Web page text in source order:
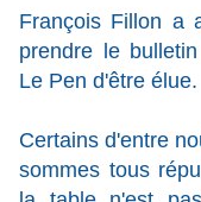
François Fillon a
prendre le
Le Pen d'être élue.
Certains d'entre
sommes tous